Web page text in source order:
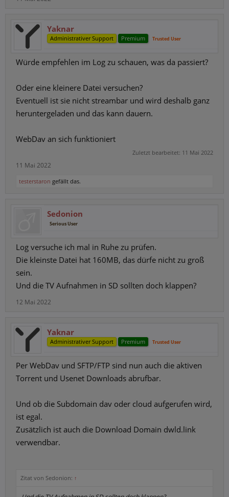
Yaknar
Administrativer Support Premium Trusted User
Würde empfehlen im Log zu schauen, was da passiert?
Oder eine kleinere Datei versuchen?
Eventuell ist sie nicht streambar und wird deshalb ganz
heruntergeladen und das kann dauern.
WebDav an sich funktioniert
Zuletzt bearbeitet: 11 Mai 2022
11 Mai 2022
testerstaron gefällt das.
Sedonion
Serious User
Log versuche ich mal in Ruhe zu prüfen.
Die kleinste Datei hat 160MB, das dürfe nicht zu groß
sein.
Und die TV Aufnahmen in SD sollten doch klappen?
12 Mai 2022
Yaknar
Administrativer Support Premium Trusted User
Per WebDav und SFTP/FTP sind nun auch die aktiven
Torrent und Usenet Downloads abrufbar.
Und ob die Subdomain dav oder cloud aufgerufen wird,
ist egal.
Zusätzlich ist auch die Download Domain dwld.link
verwendbar.
Zitat von Sedonion: ↑